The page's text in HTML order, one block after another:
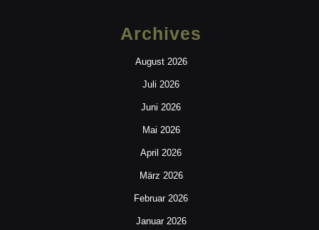
Archives
August 2026
Juli 2026
Juni 2026
Mai 2026
April 2026
März 2026
Februar 2026
Januar 2026